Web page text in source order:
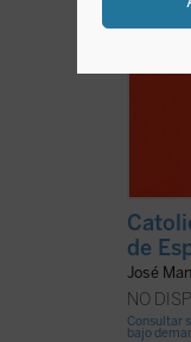
de
José
NO
Consultar
bajo